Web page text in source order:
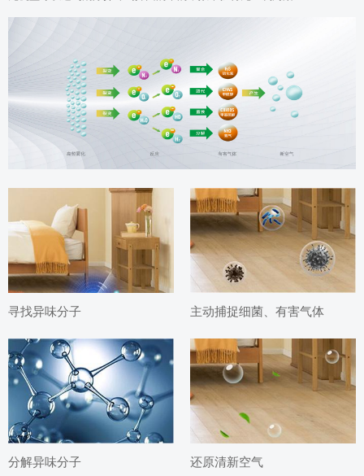
寻找异味分子 主动捕捉细菌、有害气体
分解异味分子 还原清新空气